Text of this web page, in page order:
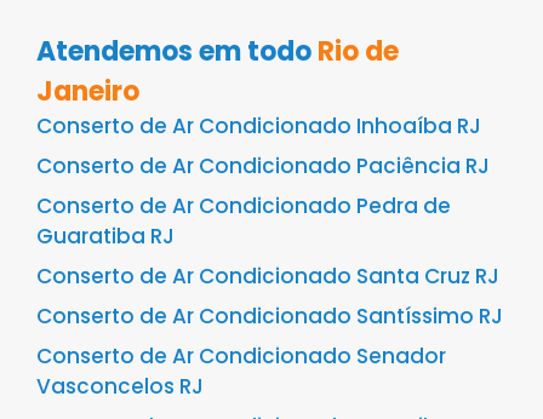
Atendemos em todoRio de
Janeiro
Conserto de Ar Condicionado Inhoaíba RJ
Conserto de Ar Condicionado Paciência RJ
Conserto de Ar Condicionado Pedra de
Guaratiba RJ
Conserto de Ar Condicionado Santa Cruz RJ
Conserto de Ar Condicionado Santíssimo RJ
Conserto de Ar Condicionado Senador
Vasconcelos RJ